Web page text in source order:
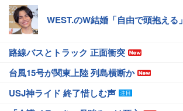
WEST.のW結婚「自由で頭抱える」
路線バスとトラック 正面衝突
台風15号が関東上陸 列島横断か
USJ神ライド 終了惜しむ声